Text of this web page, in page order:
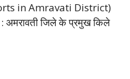
in Amravati District)
जिले के प्रमुख किले